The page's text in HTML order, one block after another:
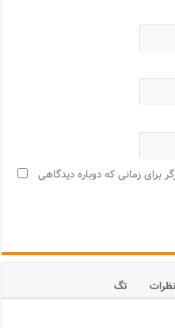
برای زمانی که دوباره دیدگاهی
نظرات
تگ